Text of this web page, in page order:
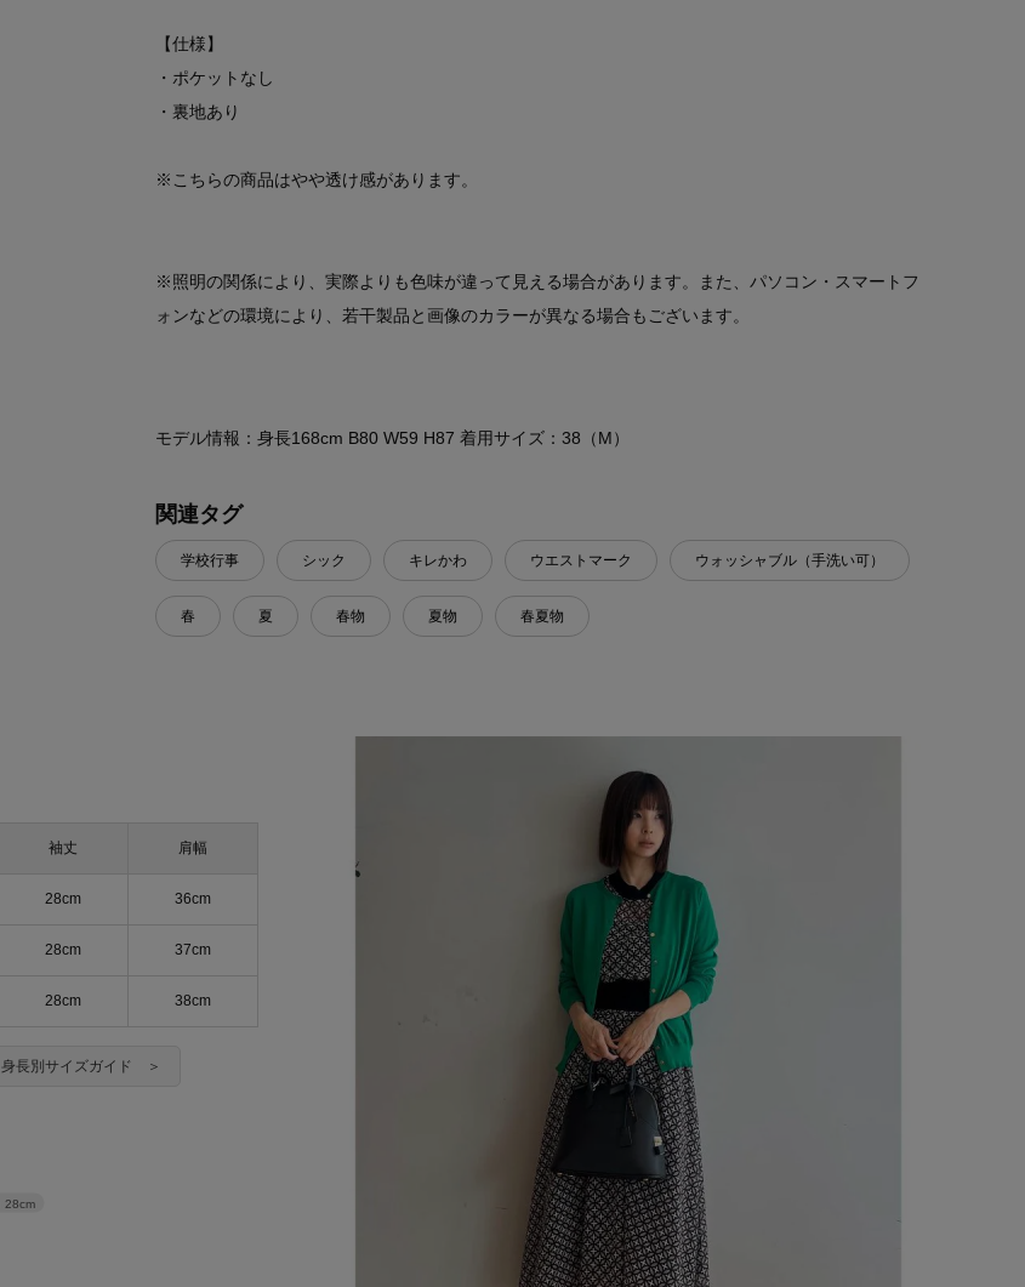
【仕様】
・ポケットなし
・裏地あり
※こちらの商品はやや透け感があります。
※照明の関係により、実際よりも色味が違って見える場合があります。また、パソコン・スマートフ
ォンなどの環境により、若干製品と画像のカラーが異なる場合もございます。
モデル情報：身長168cm B80 W59 H87 着用サイズ：38（M）
関連タグ
学校行事 シック キレかわ ウエストマーク ウォッシャブル（手洗い可）
春 夏 春物 夏物 春夏物
袖丈 肩幅
28cm 36cm
28cm 37cm
28cm 38cm
身長別サイズガイド ＞
28cm